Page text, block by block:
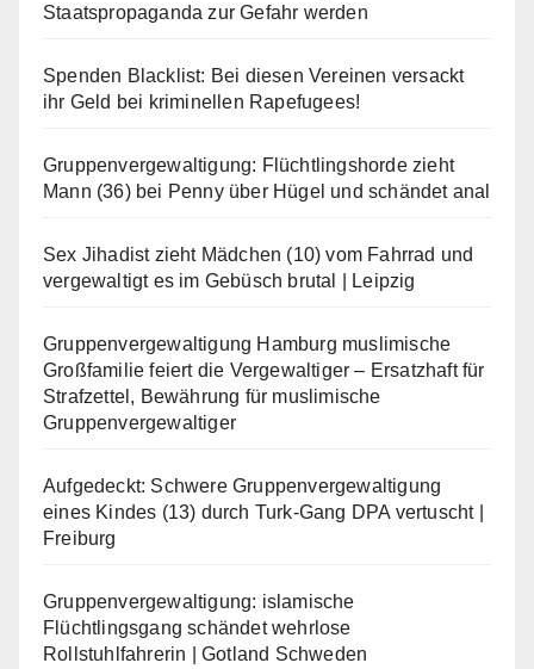
Staatspropaganda zur Gefahr werden
Spenden Blacklist: Bei diesen Vereinen versackt
ihr Geld bei kriminellen Rapefugees!
Gruppenvergewaltigung: Flüchtlingshorde zieht
Mann (36) bei Penny über Hügel und schändet anal
Sex Jihadist zieht Mädchen (10) vom Fahrrad und
vergewaltigt es im Gebüsch brutal | Leipzig
Gruppenvergewaltigung Hamburg muslimische
Großfamilie feiert die Vergewaltiger – Ersatzhaft für
Strafzettel, Bewährung für muslimische
Gruppenvergewaltiger
Aufgedeckt: Schwere Gruppenvergewaltigung
eines Kindes (13) durch Turk-Gang DPA vertuscht |
Freiburg
Gruppenvergewaltigung: islamische
Flüchtlingsgang schändet wehrlose
Rollstuhlfahrerin | Gotland Schweden